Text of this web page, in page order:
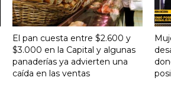
El pan cuesta entre $2.600 y
$3.000 en la Capital y algunas
panaderías ya advierten una
caída en las ventas